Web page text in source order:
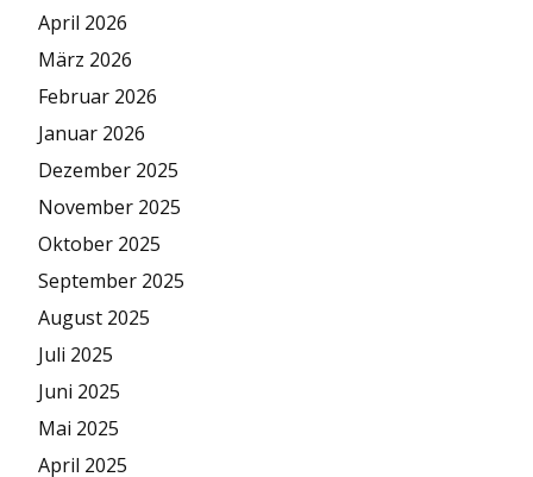
April 2026
März 2026
Februar 2026
Januar 2026
Dezember 2025
November 2025
Oktober 2025
September 2025
August 2025
Juli 2025
Juni 2025
Mai 2025
April 2025